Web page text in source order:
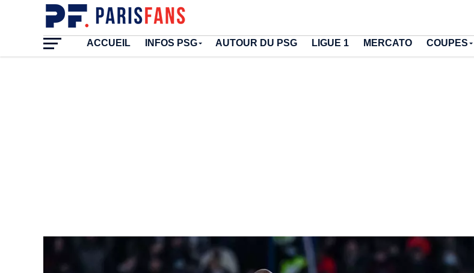
ACCUEIL INFOS PSG AUTOUR DU PSG LIGUE 1 MERCATO COUPES